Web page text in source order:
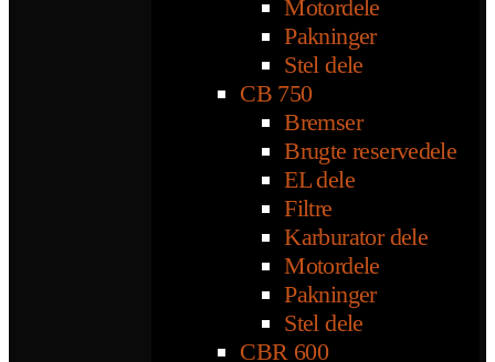
Motordele
Pakninger
Stel dele
CB 750
Bremser
Brugte reservedele
EL dele
Filtre
Karburator dele
Motordele
Pakninger
Stel dele
CBR 600